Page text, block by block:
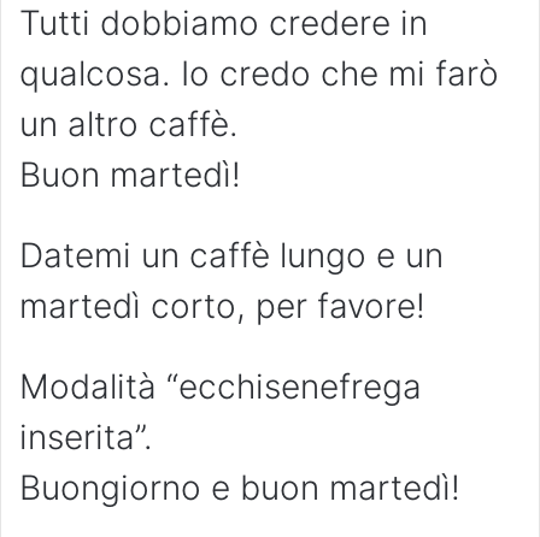
Tutti dobbiamo credere in
qualcosa. Io credo che mi farò
un altro caffè.
Buon martedì!
Datemi un caffè lungo e un
martedì corto, per favore!
Modalità “ecchisenefrega
inserita”.
Buongiorno e buon martedì!